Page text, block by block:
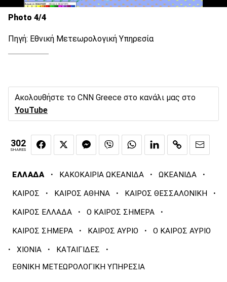
Photo 4/4
Πηγή: Εθνική Μετεωρολογική Υπηρεσία
Ακολουθήστε το CNN Greece στο κανάλι μας στο
YouTube
302
SHARES
ΕΛΛΑΔΑ · ΚΑΚΟΚΑΙΡΙΑ ΩΚΕΑΝΙΔΑ · ΩΚΕΑΝΙΔΑ ·
ΚΑΙΡΟΣ · ΚΑΙΡΟΣ ΑΘΗΝΑ · ΚΑΙΡΟΣ ΘΕΣΣΑΛΟΝΙΚΗ ·
ΚΑΙΡΟΣ ΕΛΛΑΔΑ · Ο ΚΑΙΡΟΣ ΣΗΜΕΡΑ ·
ΚΑΙΡΟΣ ΣΗΜΕΡΑ · ΚΑΙΡΟΣ ΑΥΡΙΟ · Ο ΚΑΙΡΟΣ ΑΥΡΙΟ
· ΧΙΟΝΙΑ · ΚΑΤΑΙΓΙΔΕΣ ·
ΕΘΝΙΚΗ ΜΕΤΕΩΡΟΛΟΓΙΚΗ ΥΠΗΡΕΣΙΑ